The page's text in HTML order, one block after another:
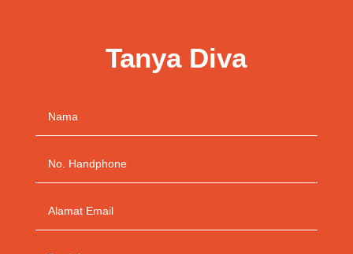
Tanya Diva